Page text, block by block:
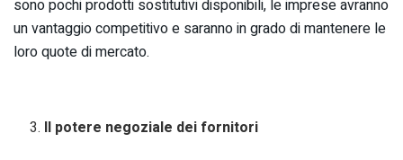
sono pochi prodotti sostitutivi disponibili, le imprese avranno
un vantaggio competitivo e saranno in grado di mantenere le
loro quote di mercato.
Il potere negoziale dei fornitori